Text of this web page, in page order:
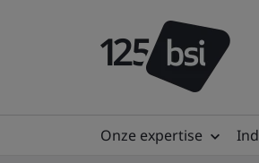
Onze expertise